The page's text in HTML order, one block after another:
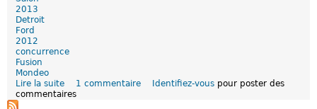
v
é
2013
Detroit
Ford
2012
concurrence
Fusion
Mondeo
Lire la suite
e
1 commentaire Identifiez-vous pour poster des
commentaires